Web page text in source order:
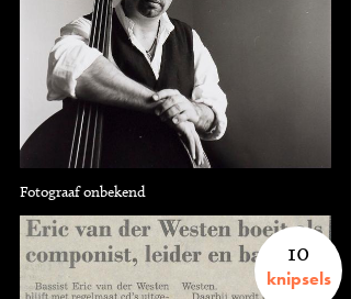
Fotograaf onbekend
10
knipsels